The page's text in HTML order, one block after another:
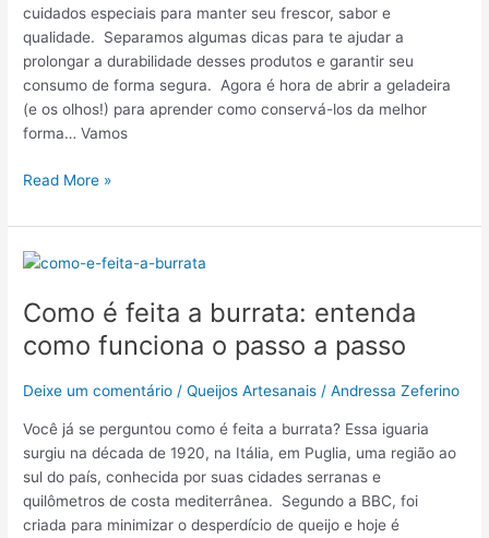
cuidados especiais para manter seu frescor, sabor e
qualidade. Separamos algumas dicas para te ajudar a
prolongar a durabilidade desses produtos e garantir seu
consumo de forma segura. Agora é hora de abrir a geladeira
(e os olhos!) para aprender como conservá-los da melhor
forma… Vamos
Read More »
Como é feita a burrata: entenda
como funciona o passo a passo
Deixe um comentário /Queijos Artesanais /Andressa Zeferino
Você já se perguntou como é feita a burrata? Essa iguaria
surgiu na década de 1920, na Itália, em Puglia, uma região ao
sul do país, conhecida por suas cidades serranas e
quilômetros de costa mediterrânea. Segundo a BBC, foi
criada para minimizar o desperdício de queijo e hoje é
Como
feita
burrata:
entenda
funciona
o
passo
a
passo